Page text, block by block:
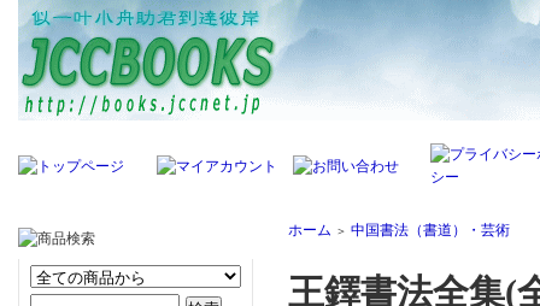
ホーム ＞ 中国書法（書道）・芸術
王鐸書法全集(